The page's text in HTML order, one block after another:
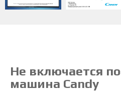
Не включается
машина Candy